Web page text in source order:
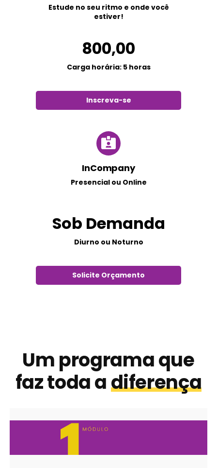
Estude no seu ritmo e onde você
estiver!
800,00
Carga horária: 5 horas
Inscreva-se
InCompany
Presencial ou Online
Sob Demanda
Diurno ou Noturno
Solicite Orçamento
Um programa que
faz toda adiferença